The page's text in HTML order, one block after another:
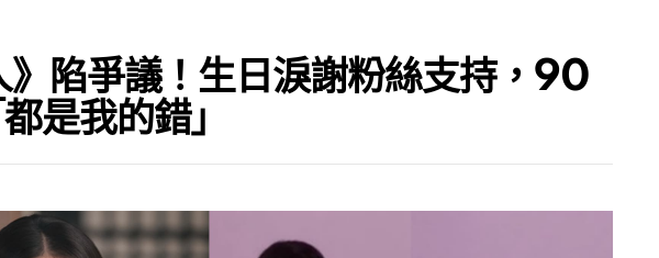
》陷爭議！生日淚謝粉絲支持，90
是我的錯」